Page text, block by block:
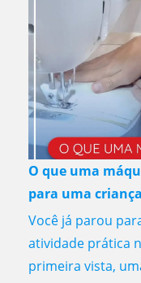
O que uma
para uma
Você já parou
atividade prática
primeira vista,